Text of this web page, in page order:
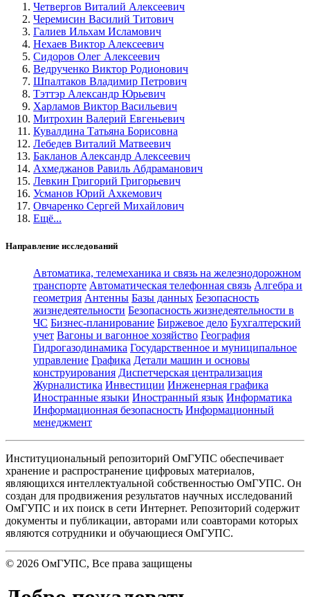
Четвергов Виталий Алексеевич
Черемисин Василий Титович
Галиев Ильхам Исламович
Нехаев Виктор Алексеевич
Сидоров Олег Алексеевич
Ведрученко Виктор Родионович
Шпалтаков Владимир Петрович
Тэттэр Александр Юрьевич
Харламов Виктор Васильевич
Митрохин Валерий Евгеньевич
Кувалдина Татьяна Борисовна
Лебедев Виталий Матвеевич
Бакланов Александр Алексеевич
Ахмеджанов Равиль Абдраманович
Левкин Григорий Григорьевич
Усманов Юрий Ахкемович
Овчаренко Сергей Михайлович
Ещё...
Направление исследований
Автоматика, телемеханика и связь на железнодорожном
транспорте Автоматическая телефонная связь Алгебра и
геометрия Антенны Базы данных Безопасность
жизнедеятельности Безопасность жизнедеятельности в
ЧС Бизнес-планирование Биржевое дело Бухгалтерский
учет Вагоны и вагонное хозяйство География
Гидрогазодинамика Государственное и муниципальное
управление Графика Детали машин и основы
конструирования Диспетчерская централизация
Журналистика Инвестиции Инженерная графика
Иностранные языки Иностранный язык Информатика
Информационная безопасность Информационный
менеджмент
Институциональный репозиторий ОмГУПС обеспечивает
хранение и распространение цифровых материалов,
являющихся интеллектуальной собственностью ОмГУПС. Он
создан для продвижения результатов научных исследований
ОмГУПС и их поиск в сети Интернет. Репозиторий содержит
документы и публикации, авторами или соавторами которых
являются сотрудники и обучающиеся ОмГУПС.
© 2026 ОмГУПС, Все права защищены